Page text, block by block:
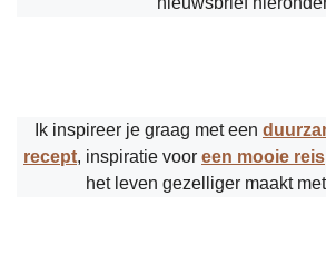
Ik inspireer je graag met een
recept, inspiratie voor een mooie reis
het leven gezelliger maakt